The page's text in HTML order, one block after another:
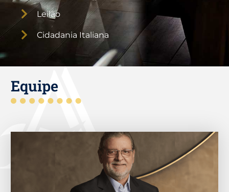
Leilão
Cidadania Italiana
Equipe